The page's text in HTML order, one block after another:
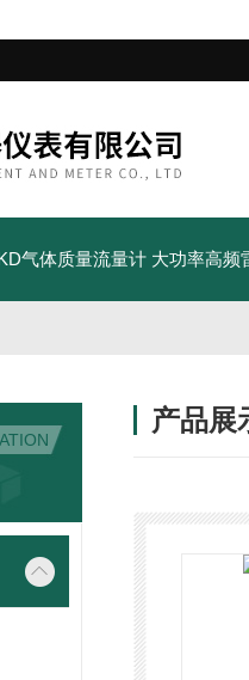
气体质量流量计 大功率高频
产品展